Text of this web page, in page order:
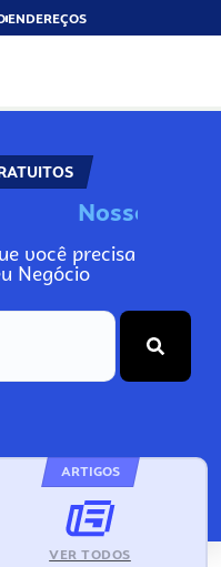
ENDEREÇOS
No
você precisa
Negócio
ARTIGOS
VER TODOS